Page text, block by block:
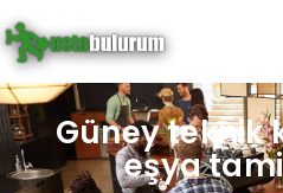
Güney teknik
eşya